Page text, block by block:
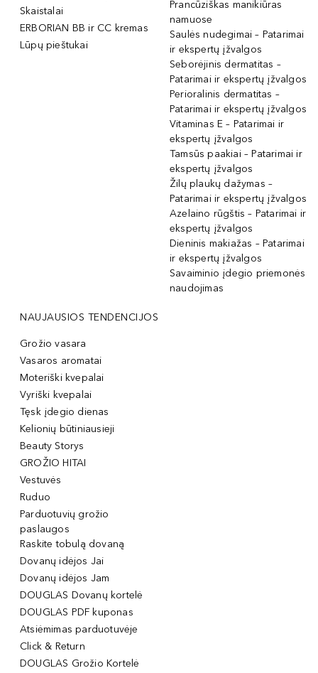
Skaistalai
ERBORIAN BB ir CC kremas
Lūpų pieštukai
Prancūziškas manikiūras
namuose
Saulės nudegimai – Patarimai
ir ekspertų įžvalgos
Seborėjinis dermatitas –
Patarimai ir ekspertų įžvalgos
Perioralinis dermatitas –
Patarimai ir ekspertų įžvalgos
Vitaminas E – Patarimai ir
ekspertų įžvalgos
Tamsūs paakiai – Patarimai ir
ekspertų įžvalgos
Žilų plaukų dažymas –
Patarimai ir ekspertų įžvalgos
Azelaino rūgštis – Patarimai ir
ekspertų įžvalgos
Dieninis makiažas – Patarimai
ir ekspertų įžvalgos
Savaiminio įdegio priemonės
naudojimas
NAUJAUSIOS TENDENCIJOS
Grožio vasara
Vasaros aromatai
Moteriški kvepalai
Vyriški kvepalai
Tęsk įdegio dienas
Kelionių būtiniausieji
Beauty Storys
GROŽIO HITAI
Vestuvės
Ruduo
Parduotuvių grožio
paslaugos
Raskite tobulą dovaną
Dovanų idėjos Jai
Dovanų idėjos Jam
DOUGLAS Dovanų kortelė
DOUGLAS PDF kuponas
Atsiėmimas parduotuvėje
Click & Return
DOUGLAS Grožio Kortelė